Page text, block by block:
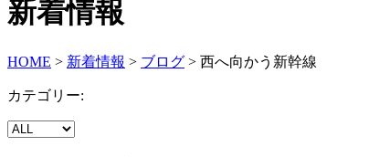
新着情報
HOME > 新着情報 > ブログ > 西へ向かう新幹線
カテゴリー: